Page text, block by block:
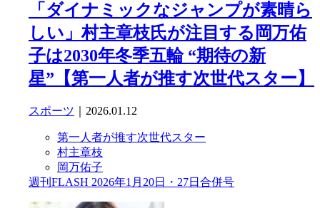
「ダイナミックなジャンプが素晴ら
しい」村主章枝氏が注目する岡万佑
子は2030年冬季五輪 “期待の新
星”【第一人者が推す次世代スター】
スポーツ ｜2026.01.12
第一人者が推す次世代スター
村主章枝
岡万佑子
週刊FLASH 2026年1月20日・27日合併号